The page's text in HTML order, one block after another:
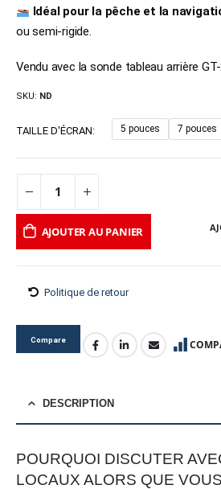
Idéal pour la pêche et la
ou semi-rigide.
Vendu avec la sonde tableau arrière
SKU: ND
TAILLE D'ÉCRAN 5 pouces 7 pouces
AJOUTER AU PANIER
Politique de retour
Compare
DESCRIPTION
POURQUOI DISCUTER
LOCAUX ALORS QUE